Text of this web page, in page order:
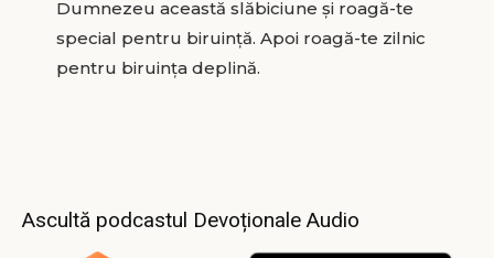
Dumnezeu această slăbiciune și roagă-te
special pentru biruință. Apoi roagă-te zilnic
pentru biruința deplină.
Ascultă podcastul Devoționale Audio